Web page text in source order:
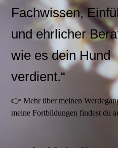
Fachwissen,
und ehrlicher
wie es
verdient.“
👉 Mehr über meinen
meine Fortbildungen findest du